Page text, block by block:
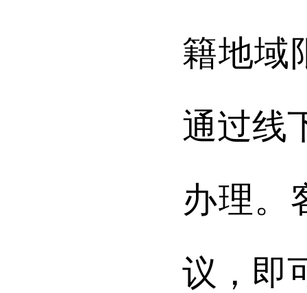
籍地域
通过线
办理。
议，即